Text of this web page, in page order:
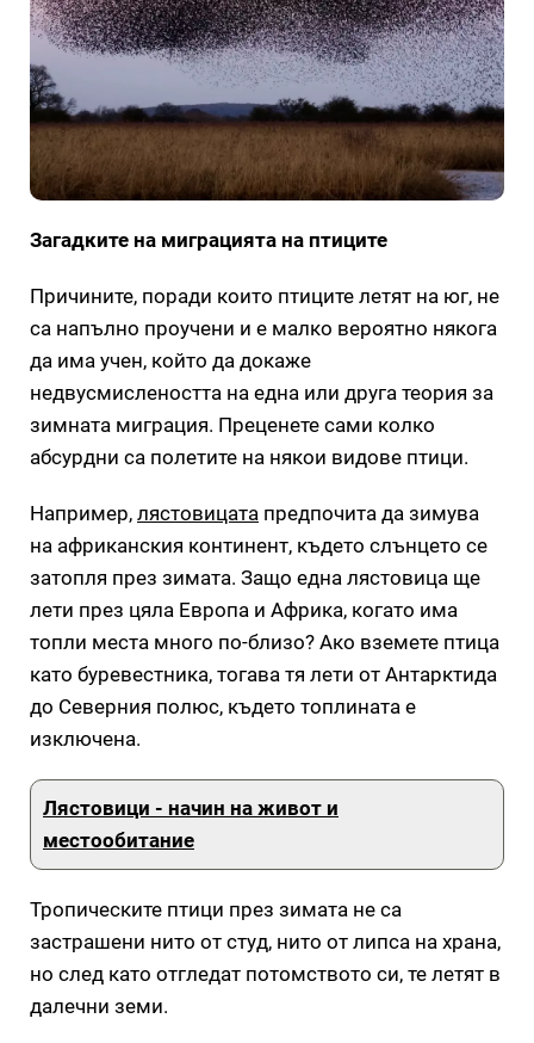
Загадките на миграцията на птиците
Причините, поради които птиците летят на юг, не
са напълно проучени и е малко вероятно някога
да има учен, който да докаже
недвусмислеността на една или друга теория за
зимната миграция. Преценете сами колко
абсурдни са полетите на някои видове птици.
Например, лястовицата предпочита да зимува
на африканския континент, където слънцето се
затопля през зимата. Защо една лястовица ще
лети през цяла Европа и Африка, когато има
топли места много по-близо? Ако вземете птица
като буревестника, тогава тя лети от Антарктида
до Северния полюс, където топлината е
изключена.
Лястовици - начин на живот и
местообитание
Тропическите птици през зимата не са
застрашени нито от студ, нито от липса на храна,
но след като отгледат потомството си, те летят в
далечни земи.